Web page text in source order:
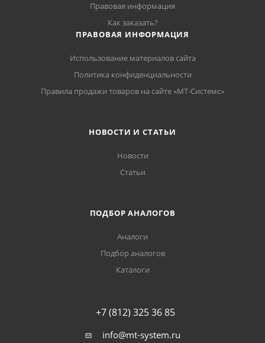
Правовая информация
Как заказать?
ПРАВОВАЯ ИНФОРМАЦИЯ
Использование материалов сайта
Политика конфиденциальности
Правила продажи товаров на сайте «МТ-Системс»
НОВОСТИ И СТАТЬИ
Новости
Статьи
ПОДБОР АНАЛОГОВ
Аналоги
Подбор аналогов
Каталоги
+7 (812) 325 36 85
info@mt-system.ru